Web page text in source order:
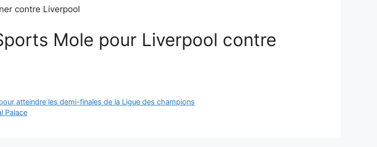
contre Liverpool
Mole pour Liverpool contre
atteindre les demi-finales de la Ligue des champions
Palace